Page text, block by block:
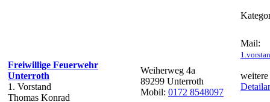
Freiwillige Feuerwehr
Unterroth
1. Vorstand
Thomas Konrad
Weiherweg 4a
89299 Unterroth
Mobil: 0172 8548097
Mail: